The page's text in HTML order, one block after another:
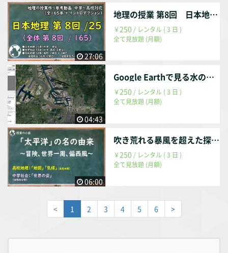
27:06
地理の授業 第8回 日本地理 第8回 / 25回 （全体 第008回 / 165回）
￥250 / レンタル ( 3 日 )
全て見放題 (月額)
04:43
Google Earthで見る水の色。濁っている方が案外……？
￥250 / レンタル ( 3 日 )
全て見放題 (月額)
06:00
吹き荒れる暴風を超えた探検家の感想こそ、「太平洋」。
￥250 / レンタル ( 3 日 )
全て見放題 (月額)
< 1 2 3 4 5 6 >